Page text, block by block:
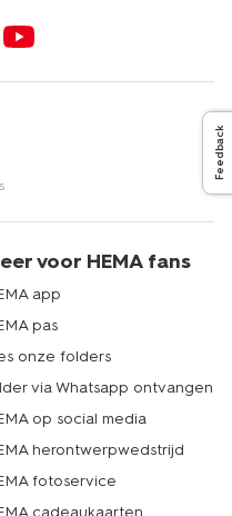
voor HEMA fans
app
pas
onze folders
via Whatsapp ontvangen
op social media
herontwerpwedstrijd
fotoservice
cadeaukaarten
Feedback